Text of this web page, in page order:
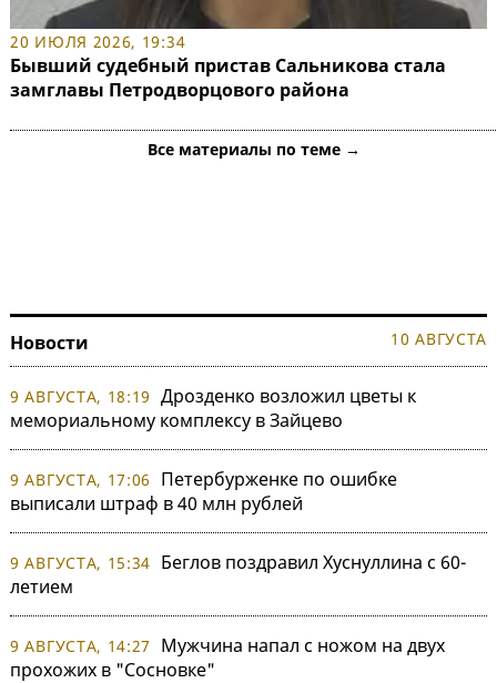
20 ИЮЛЯ 2026, 19:34
Бывший судебный пристав Сальникова стала
замглавы Петродворцового района
Все материалы по теме →
Новости 10 АВГУСТА
9 АВГУСТА, 18:19 Дрозденко возложил цветы к
мемориальному комплексу в Зайцево
9 АВГУСТА, 17:06
Петербурженке по ошибке
выписали штраф в 40 млн рублей
9 АВГУСТА, 15:34 Беглов поздравил Хуснуллина с 60-
летием
9 АВГУСТА, 14:27
Мужчина напал с ножом на двух
прохожих в "Сосновке"